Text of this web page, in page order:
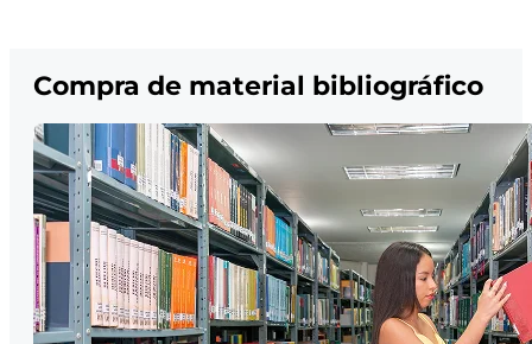
Compra de material bibliográfico